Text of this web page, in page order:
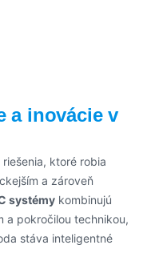
a inovácie v
ktoré robia
a zároveň
systémy kombinujú
a pokročilou technikou,
stáva inteligentné